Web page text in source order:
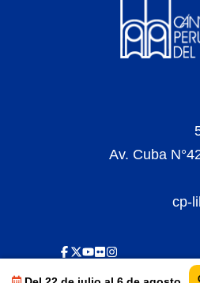
Av. Cuba
cp-